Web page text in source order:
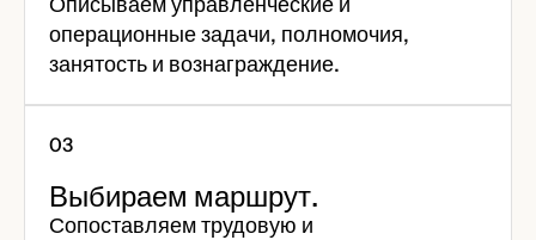
операционные задачи, полномочия,
занятость и вознаграждение.
Выбираем маршрут.
Сопоставляем трудовую и